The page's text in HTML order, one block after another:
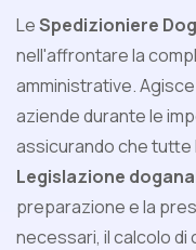
LeSpedizioniere
nell'affrontare la
amministrative.
aziende durante le
assicurando che tutte
Legislazione
preparazione e la
necessari, il calcolo